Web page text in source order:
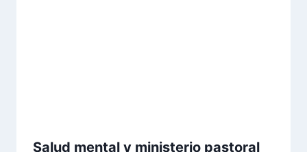
Salud mental y ministerio pastoral